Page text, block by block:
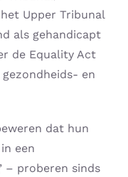
Upper Tribunal
als gehandicapt
de Equality Act
en
dat hun
een
– proberen sinds